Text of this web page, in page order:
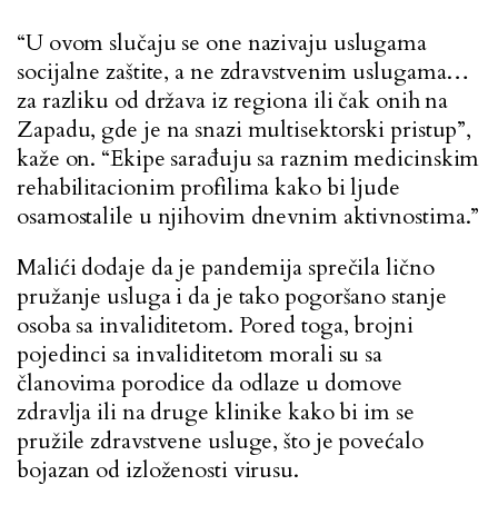
“U ovom slučaju se one nazivaju uslugama
socijalne zaštite, a ne zdravstvenim uslugama…
za razliku od država iz regiona ili čak onih na
Zapadu, gde je na snazi multisektorski pristup”,
kaže on. “Ekipe sarađuju sa raznim medicinskim
rehabilitacionim profilima kako bi ljude
osamostalile u njihovim dnevnim aktivnostima.”
Malići dodaje da je pandemija sprečila lično
pružanje usluga i da je tako pogoršano stanje
osoba sa invaliditetom. Pored toga, brojni
pojedinci sa invaliditetom morali su sa
članovima porodice da odlaze u domove
zdravlja ili na druge klinike kako bi im se
pružile zdravstvene usluge, što je povećalo
bojazan od izloženosti virusu.